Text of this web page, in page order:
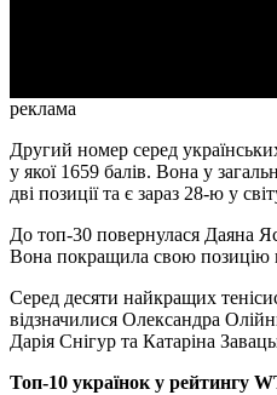
реклама
Другий номер серед
у якої 1659 балів. Вона у
дві позиції та є зараз 28-ю у
До топ-30 повернулася Даяна
Вона покращила свою позицію
Серед десяти найкращих
відзначилися Олександра
Дарія Снігур та Катаріна
Топ-10 українок у рейтингу